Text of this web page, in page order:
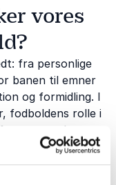
vores
fra personlige
banen til emner
og formidling. I
fodboldens rolle i
sporten kan
byder på både
med masser